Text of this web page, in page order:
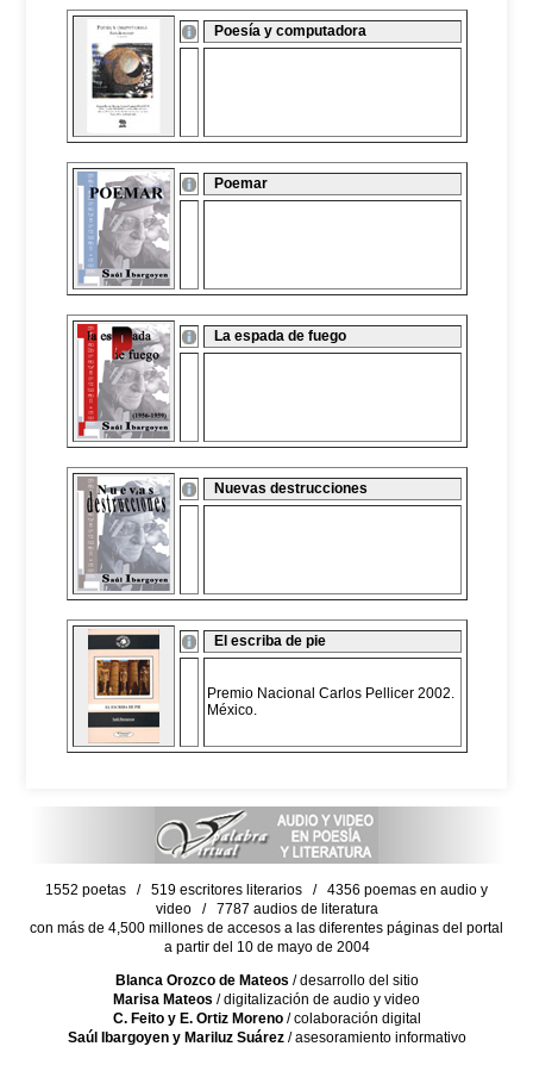
Poesía y computadora
Poemar
La espada de fuego
Nuevas destrucciones
El escriba de pie
Premio Nacional Carlos Pellicer 2002.
México.
1552 poetas / 519 escritores literarios / 4356 poemas en audio y
video / 7787 audios de literatura
con más de 4,500 millones de accesos a las diferentes páginas del portal
a partir del 10 de mayo de 2004
Blanca Orozco de Mateos / desarrollo del sitio
Marisa Mateos / digitalización de audio y video
C. Feito y E. Ortiz Moreno/ colaboración digital
Saúl Ibargoyen y Mariluz Suárez/ asesoramiento informativo